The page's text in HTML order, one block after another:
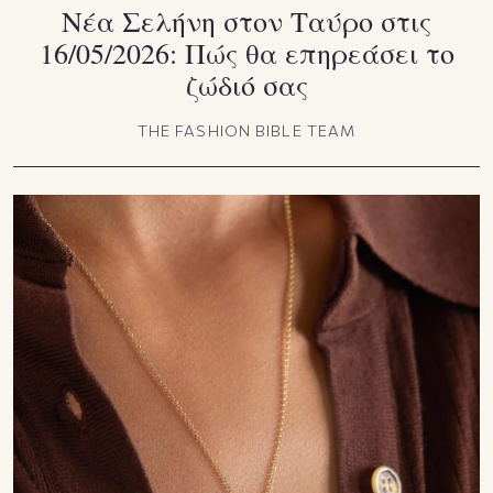
Νέα Σελήνη στον Ταύρο στις
16/05/2026: Πώς θα επηρεάσει το
ζώδιό σας
THE FASHION BIBLE TEAM